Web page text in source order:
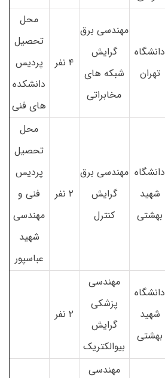
دانشگاه
تهران
مهندسی برق
گرایش
شبکه های
مخابراتی
۴ نفر
محل
تحصیل
پردیس
دانشکده
های فنی
دانشگاه
شهید
بهشتی
مهندسی برق
گرایش
کنترل
۲ نفر
محل
تحصیل
پردیس
فنی و
مهندسی
شهید
عباسپور
دانشگاه
شهید
بهشتی
مهندسی
پزشکی
گرایش
بیوالکتریک
۲ نفر
مهندسی